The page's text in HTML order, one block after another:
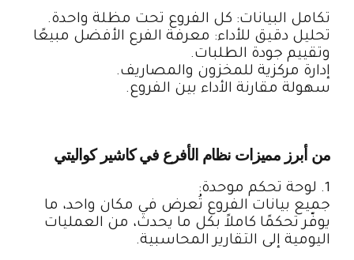
تكامل البيانات: كل الفروع تحت مظلة واحدة.
تحليل دقيق للأداء: معرفة الفرع الأفضل مبيعًا
وتقييم جودة الطلبات.
إدارة مركزية للمخزون والمصاريف.
سهولة مقارنة الأداء بين الفروع.
من أبرز مميزات نظام الأفرع في كاشير كواليتي
1. لوحة تحكم موحدة:
جميع بيانات الفروع تُعرض في مكان واحد، ما
يوفّر تحكمًا كاملاً بكل ما يحدث، من العمليات
اليومية إلى التقارير المحاسبية.